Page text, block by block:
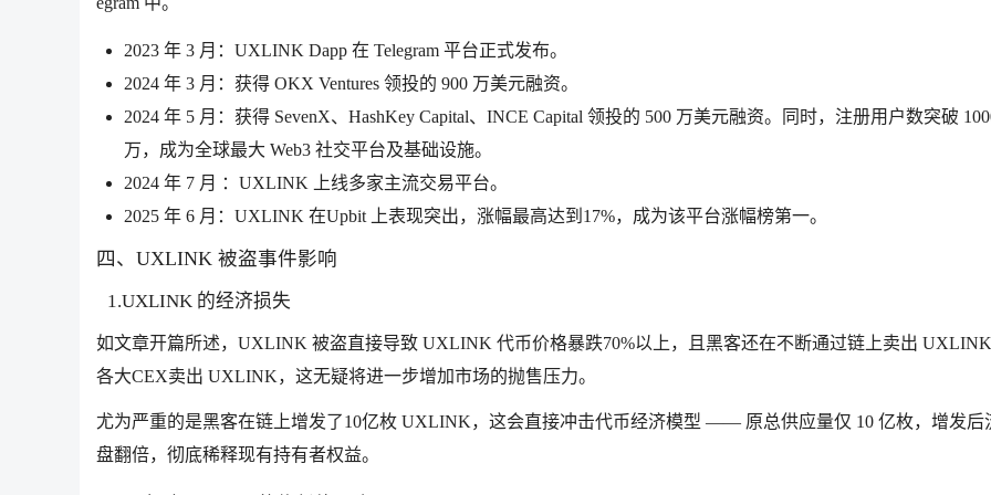
2023 年 3 月：UXLINK Dapp 在 Telegram 平台正式发布。
2024 年 3 月：获得 OKX Ventures 领投的 900 万美元融资。
2024 年 5 月：获得 SevenX、HashKey Capital、INCE Capital 领投的 500 万美元融资。同时，注册用户数突破
万，成为全球最大 Web3 社交平台及基础设施。
2024 年 7 月 ：UXLINK 上线多家主流交易平台。
2025 年 6 月：UXLINK 在Upbit 上表现突出，涨幅最高达到17%，成为该平台涨幅榜第一。
四、UXLINK 被盗事件影响
1.UXLINK 的经济损失
如文章开篇所述，UXLINK 被盗直接导致 UXLINK 代币价格暴跌70%以上，且黑客还在不断通过链上卖出
各大CEX卖出 UXLINK，这无疑将进一步增加市场的抛售压力。
尤为严重的是黑客在链上增发了10亿枚 UXLINK，这会直接冲击代币经济模型 —— 原总供应量仅 10 亿枚，增发后
盘翻倍，彻底稀释现有持有者权益。